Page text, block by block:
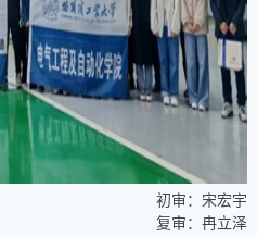
初审：宋宏宇
复审：冉立泽